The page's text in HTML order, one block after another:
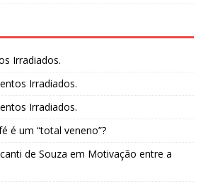
Irradiados.
Irradiados.
Irradiados.
é um “total veneno”?
de Souza em Motivação entre a